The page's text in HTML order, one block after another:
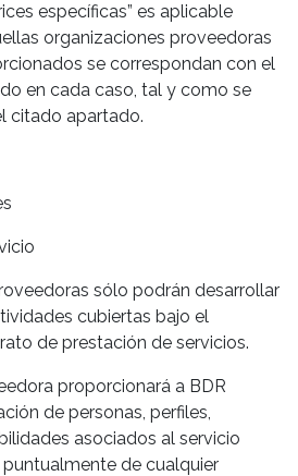
específicas” es aplicable
organizaciones proveedoras
se correspondan con el
en cada caso, tal y como se
citado apartado.
sólo podrán desarrollar
cubiertas bajo el
de prestación de servicios.
proporcionará a BDR
de personas, perfiles,
asociados al servicio
de cualquier